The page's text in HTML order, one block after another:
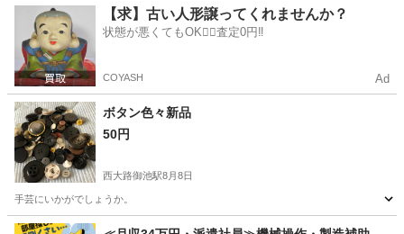
向日市 東向日駅 冠婚葬祭
【求】古い人形譲ってくれませんか？
状態が悪くてもOK🙆‍♀️査定0円‼️
COYASH Ad
ボタン色々新品
50円
西大路御池駅8月8日
手芸にいかがでしょうか。
京都 京都市 西大路御池駅 生活雑貨 ボタン